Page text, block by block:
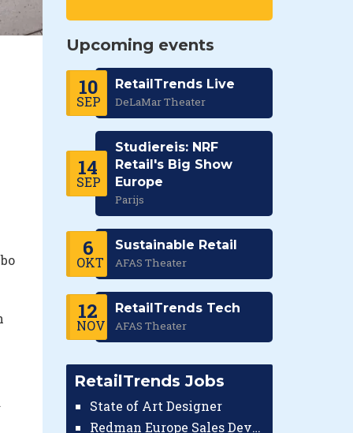
Upcoming events
10
SEP
RetailTrends Live
DeLaMar Theater
14
SEP
Studiereis: NRF
Retail's Big Show
Europe
Parijs
6
OKT
Sustainable Retail
AFAS Theater
12
NOV
RetailTrends Tech
AFAS Theater
RetailTrends Jobs
State of Art Designer
Redman Europe Sales Developer (Europe)